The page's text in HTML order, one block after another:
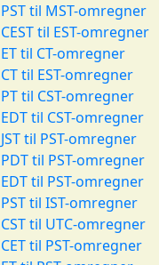
PST til MST-omregner
CEST til EST-omregner
ET til CT-omregner
CT til EST-omregner
PT til CST-omregner
EDT til CST-omregner
JST til PST-omregner
PDT til PST-omregner
EDT til PST-omregner
PST til IST-omregner
CST til UTC-omregner
CET til PST-omregner